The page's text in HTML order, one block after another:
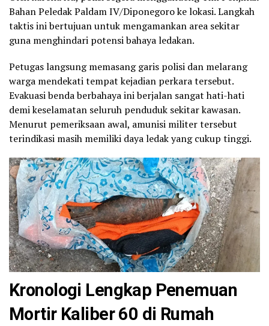
Bahan Peledak Paldam IV/Diponegoro ke lokasi. Langkah
taktis ini bertujuan untuk mengamankan area sekitar
guna menghindari potensi bahaya ledakan.
Petugas langsung memasang garis polisi dan melarang
warga mendekati tempat kejadian perkara tersebut.
Evakuasi benda berbahaya ini berjalan sangat hati-hati
demi keselamatan seluruh penduduk sekitar kawasan.
Menurut pemeriksaan awal, amunisi militer tersebut
terindikasi masih memiliki daya ledak yang cukup tinggi.
Kronologi Lengkap Penemuan
Mortir Kaliber 60 di Rumah